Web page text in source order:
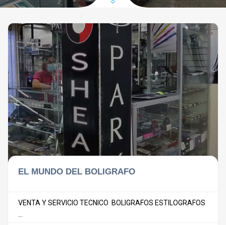
EL MUNDO DEL BOLIGRAFO
VENTA Y SERVICIO TECNICO BOLIGRAFOS ESTILOGRAFOS